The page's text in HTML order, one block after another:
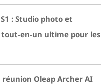
: Studio photo et
en-un ultime pour les
réunion Oleap Archer AI